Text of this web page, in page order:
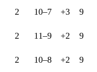
2 10–7 +3
9
2 11–9 +2 9
2 10–8 +2
9